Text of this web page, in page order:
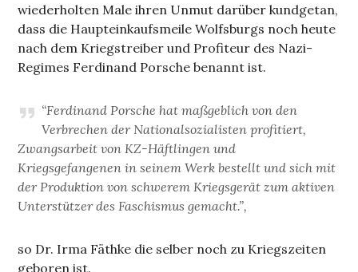
wiederholten Male ihren Unmut darüber kundgetan,
dass die Haupteinkaufsmeile Wolfsburgs noch heute
nach dem Kriegstreiber und Profiteur des Nazi-
Regimes Ferdinand Porsche benannt ist.
“Ferdinand Porsche hat maßgeblich von den
Verbrechen der Nationalsozialisten profitiert,
Zwangsarbeit von KZ-Häftlingen und
Kriegsgefangenen in seinem Werk bestellt und sich mit
der Produktion von schwerem Kriegsgerät zum aktiven
Unterstützer des Faschismus gemacht.”,
so Dr. Irma Fäthke die selber noch zu Kriegszeiten
geboren ist.